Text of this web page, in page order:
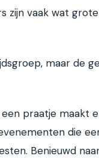
zijn vaak wat
maar de
praatje maakt
die
Benieuwd